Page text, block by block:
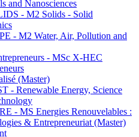
and Nanosciences
- M2 Solids - Solid
- M2 Water, Air, Pollution and
- MSc X-HEC
(Master)
- Renewable Energy, Science
- MS Energies Renouvelables :
& Entrepreneuriat (Master)